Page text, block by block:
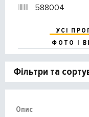
588004
УСІ
ФОТО І
Фільтри та
Опис